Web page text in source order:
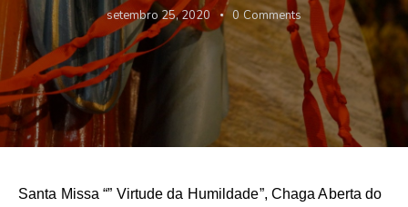
setembro 25, 2020 0 Comments
Santa Missa “” Virtude da Humildade”, Chaga Aberta do